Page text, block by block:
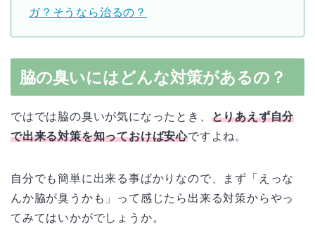
ガ？そうなら治るの？
脇の臭いにはどんな対策があるの？
ではでは脇の臭いが気になったとき、 とりあえず自分
で出来る対策を知っておけば安心ですよね。
自分でも簡単に出来る事ばかりなので、まず「えっな
んか脇が臭うかも」って感じたら出来る対策からやっ
てみてはいかがでしょうか。